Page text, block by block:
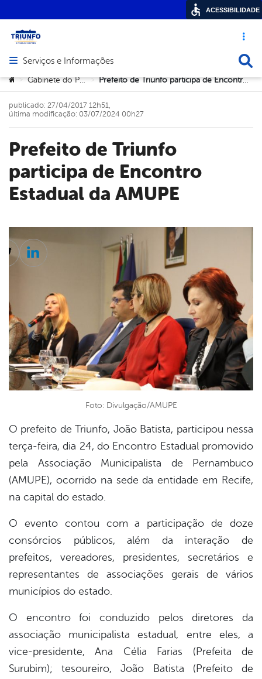
Acesso
Abrir menu principal de navegação
Serviços e Informações
Você está aqui:
> Gabinete do Prefeito > Prefeito de Triunfo participa de Encontro Estadual da AMUPE
Prefeito de Triunfo
participa de Encontro
Estadual da AMUPE
publicado: 27/04/2017 12h51,
última modificação: 03/07/2024 00h27
Foto: Divulgação/AMUPE
O prefeito de Triunfo, João Batista, participou nessa
terça-feira, dia 24, do Encontro Estadual promovido
pela Associação Municipalista de Pernambuco
(AMUPE), ocorrido na sede da entidade em Recife,
na capital do estado.
O evento contou com a participação de doze
consórcios públicos, além da interação de
prefeitos, vereadores, presidentes, secretários e
representantes de associações gerais de vários
municípios do estado.
O encontro foi conduzido pelos diretores da
associação municipalista estadual, entre eles, a
vice-presidente, Ana Célia Farias (Prefeita de
Surubim); tesoureiro, João Batista (Prefeito de
TwitterLinkedin
ACESSIBILIDADE